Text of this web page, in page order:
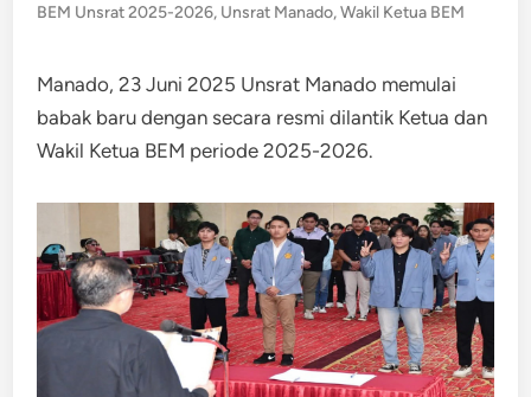
BEM Unsrat 2025-2026, Unsrat Manado,Wakil Ketua BEM
Manado, 23 Juni 2025 Unsrat Manado memulai
babak baru dengan secara resmi dilantik Ketua dan
Wakil Ketua BEM periode 2025-2026.